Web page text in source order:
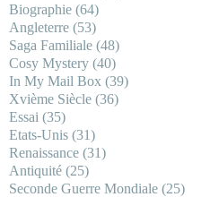
Biographie (64)
Angleterre (53)
Saga Familiale (48)
Cosy Mystery (40)
In My Mail Box (39)
Xvième Siècle (36)
Essai (35)
Etats-Unis (31)
Renaissance (31)
Antiquité (25)
Seconde Guerre Mondiale (25)